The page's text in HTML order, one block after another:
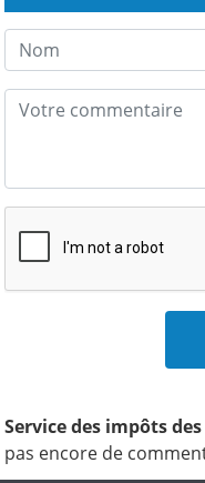
Service des impôts
pas encore de